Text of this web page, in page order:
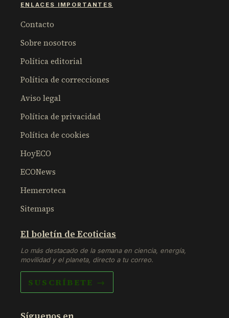
ENLACES IMPORTANTES
Contacto
Sobre nosotros
Política editorial
Política de correcciones
Aviso legal
Política de privacidad
Política de cookies
HoyECO
ECONews
Hemeroteca
Sitemaps
El boletín de Ecoticias
Lo más destacado de la semana en ciencia, energía,
movilidad y el planeta, directo a tu correo.
SUSCRÍBETE →